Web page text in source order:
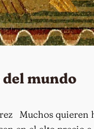
del mundo
Muchos quieren